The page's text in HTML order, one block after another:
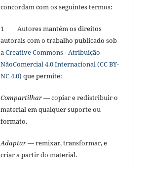
concordam com os seguintes termos:
1 Autores mantém os direitos
autorais com o trabalho publicado sob
aCreative Commons - Atribuição-
NãoComercial 4.0 Internacional (CC BY-
NC 4.0) que permite:
Compartilhar— copiar e redistribuir o
material em qualquer suporte ou
formato.
Adaptar— remixar, transformar, e
criar a partir do material.